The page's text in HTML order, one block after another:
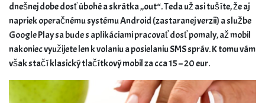
dnešnej dobe dosť úbohé a skrátka „out“. Teda už asi tušíte, že aj
napriek operačnému systému Android (zastaranej verzii) a službe
Google Play sa bude s aplikáciami pracovať dosť pomaly, až mobil
nakoniec využijete len k volaniu a posielaniu SMS správ. K tomu vám
však stačí klasický tlačítkový mobil za cca 15 – 20 eur.